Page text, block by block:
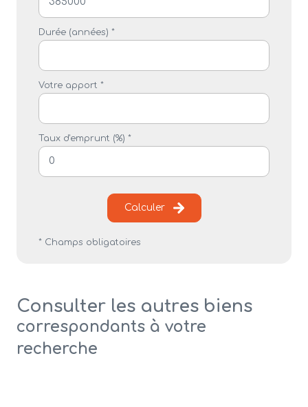
Durée (années) *
Votre apport *
Taux d'emprunt (%) *
Calculer
* Champs obligatoires
Consulter les autres biens
correspondants à votre
recherche